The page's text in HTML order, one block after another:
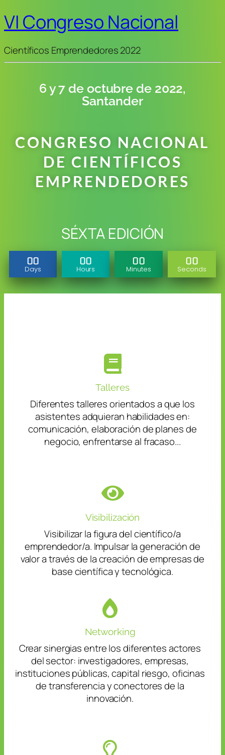
VI Congreso Nacional
Científicos Emprendedores 2022
6 y 7 de octubre de 2022,
Santander
CONGRESO NACIONAL
DE CIENTÍFICOS
EMPRENDEDORES
SÉXTA EDICIÓN
00
Days
00
Hours
00
Minutes
00
Seconds
Networking
Crear sinergias entre los diferentes actores
del sector: investigadores, empresas,
instituciones públicas, capital riesgo, oficinas
de transferencia y conectores de la
innovación.
Talleres
Diferentes talleres orientados a que los
asistentes adquieran habilidades en:
comunicación, elaboración de planes de
negocio, enfrentarse al fracaso...
Visibilización
Visibilizar la figura del científico/a
emprendedor/a. Impulsar la generación de
valor a través de la creación de empresas de
base científica y tecnológica.